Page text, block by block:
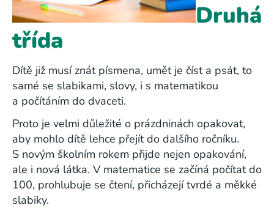
Druhá
třída
Dítě již musí znát písmena, umět je číst a psát, to
samé se slabikami, slovy, i s matematikou
a počítáním do dvaceti.
Proto je velmi důležité o prázdninách opakovat,
aby mohlo dítě lehce přejít do dalšího ročníku.
S novým školním rokem přijde nejen opakování,
ale i nová látka. V matematice se začíná počítat do
100, prohlubuje se čtení, přicházejí tvrdé a měkké
slabiky.